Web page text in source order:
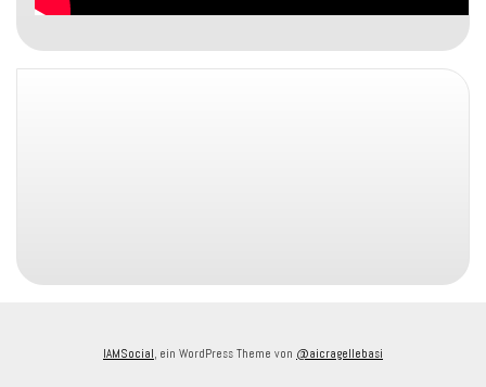
IAMSocial, ein WordPress Theme von @aicragellebasi